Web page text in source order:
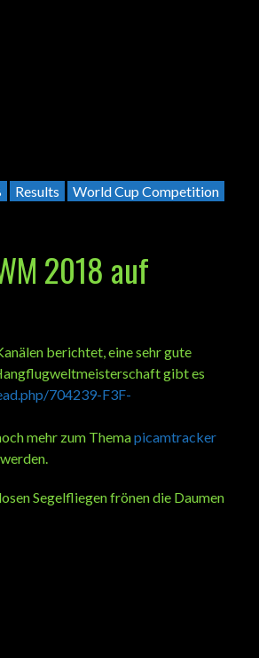
Results World Cup Competition
2018 auf
berichtet, eine sehr gute
gibt es
704239-F3F-
mehr zum Themapicamtracker
Segelfliegen frönen die Daumen